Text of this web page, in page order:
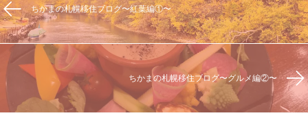
ちかまの札幌移住ブログ〜紅葉編①〜
ちかまの札幌移住ブログ〜グルメ編②〜